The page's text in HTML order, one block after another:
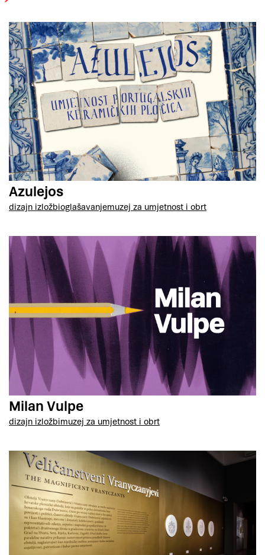
Azulejos
dizajn izložbioglašavanjemuzej za umjetnost i obrt
Milan Vulpe
dizajn izložbimuzej za umjetnost i obrt